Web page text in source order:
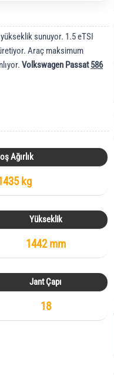
sunuyor. 1.5 eTSI
Araç maksimum
Volkswagen Passat586
Ağırlık
kg
Yükseklik
1442 mm
Jant Çapı
18